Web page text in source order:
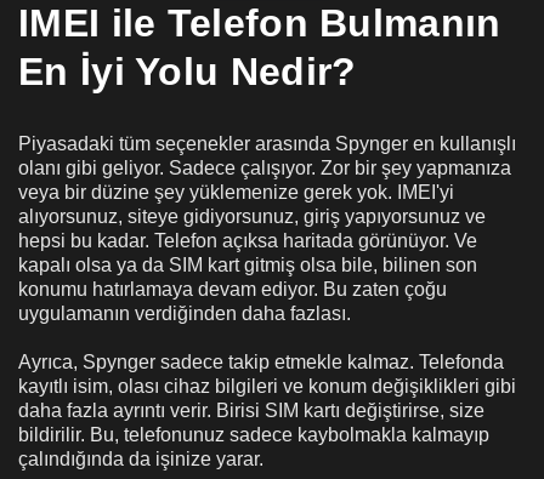
IMEI ile Telefon Bulmanın
En İyi Yolu Nedir?
Piyasadaki tüm seçenekler arasında Spynger en kullanışlı
olanı gibi geliyor. Sadece çalışıyor. Zor bir şey yapmanıza
veya bir düzine şey yüklemenize gerek yok. IMEI'yi
alıyorsunuz, siteye gidiyorsunuz, giriş yapıyorsunuz ve
hepsi bu kadar. Telefon açıksa haritada görünüyor. Ve
kapalı olsa ya da SIM kart gitmiş olsa bile, bilinen son
konumu hatırlamaya devam ediyor. Bu zaten çoğu
uygulamanın verdiğinden daha fazlası.
Ayrıca, Spynger sadece takip etmekle kalmaz. Telefonda
kayıtlı isim, olası cihaz bilgileri ve konum değişiklikleri gibi
daha fazla ayrıntı verir. Birisi SIM kartı değiştirirse, size
bildirilir. Bu, telefonunuz sadece kaybolmakla kalmayıp
çalındığında da işinize yarar.